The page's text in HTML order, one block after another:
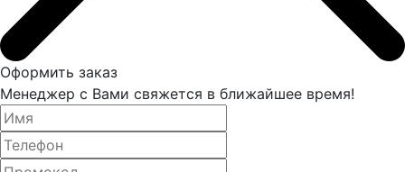
Оформить заказ
Менеджер с Вами свяжется в ближайшее время!